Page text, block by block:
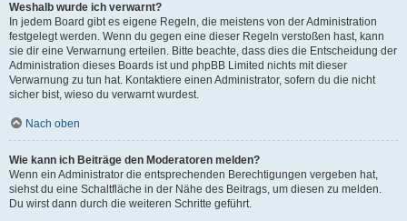
Weshalb wurde ich verwarnt?
In jedem Board gibt es eigene Regeln, die meistens von der Administration
festgelegt werden. Wenn du gegen eine dieser Regeln verstoßen hast, kann
sie dir eine Verwarnung erteilen. Bitte beachte, dass dies die Entscheidung der
Administration dieses Boards ist und phpBB Limited nichts mit dieser
Verwarnung zu tun hat. Kontaktiere einen Administrator, sofern du die nicht
sicher bist, wieso du verwarnt wurdest.
Nach oben
Wie kann ich Beiträge den Moderatoren melden?
Wenn ein Administrator die entsprechenden Berechtigungen vergeben hat,
siehst du eine Schaltfläche in der Nähe des Beitrags, um diesen zu melden.
Du wirst dann durch die weiteren Schritte geführt.